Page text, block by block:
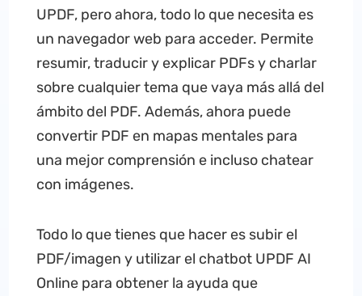
UPDF, pero ahora, todo lo que necesita es
un navegador web para acceder. Permite
resumir, traducir y explicar PDFs y charlar
sobre cualquier tema que vaya más allá del
ámbito del PDF. Además, ahora puede
convertir PDF en mapas mentales para
una mejor comprensión e incluso chatear
con imágenes.
Todo lo que tienes que hacer es subir el
PDF/imagen y utilizar el chatbot UPDF AI
Online para obtener la ayuda que